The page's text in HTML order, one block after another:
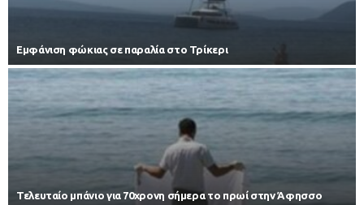
Εμφάνιση φώκιας σε παραλία στο Τρίκερι
Τελευταίο μπάνιο για 70χρονη σήμερα το πρωί στην Άφησσο